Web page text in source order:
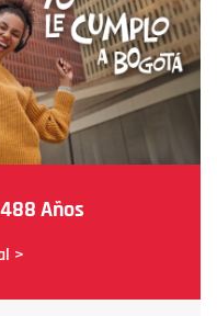
Años
>